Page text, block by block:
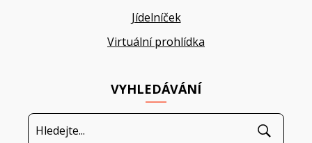
Jídelníček
Virtuální prohlídka
VYHLEDÁVÁNÍ